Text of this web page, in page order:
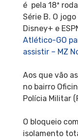
é pela 18ª
Série B. O
Disney+ e
Atlético-GO
assistir – MZ
Aos que vão
no bairro
Polícia Militar
O bloqueio
isolamento